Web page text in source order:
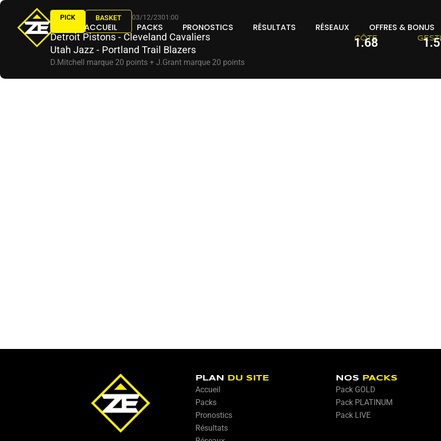
Aller
contenu
ACCUEIL PACKS PRONOSTICS RÉSULTATS RÉSEAUX OFFRES & BONUS
PICK BASKET 03/12/2301:00
Detroit Pistons - Cleveland Cavaliers
Utah Jazz - Portland Trail Blazers
D.Mitchell marque 20 points + J.Grant marque 20 points
CÔTE
1.68
PLAN DU SITE
Accueil
Packs
Pronostics
Résultats
NOS PACKS
Pack GOLD
Pack PLATINUM
Pack LIVE